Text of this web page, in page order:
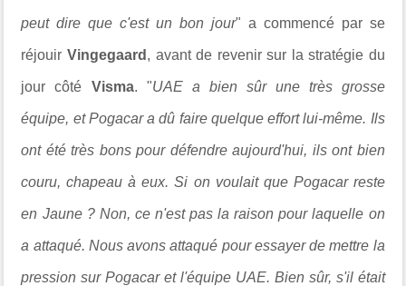
peut dire que c'est un bon jour" a commencé par se
réjouir Vingegaard , avant de revenir sur la stratégie du
jour côté Visma. "UAE a bien sûr une très grosse
équipe, et Pogacar a dû faire quelque effort lui-même. Ils
ont été très bons pour défendre aujourd'hui, ils ont bien
couru, chapeau à eux. Si on voulait que Pogacar reste
en Jaune ? Non, ce n'est pas la raison pour laquelle on
a attaqué. Nous avons attaqué pour essayer de mettre la
pression sur Pogacar et l'équipe UAE. Bien sûr, s'il était